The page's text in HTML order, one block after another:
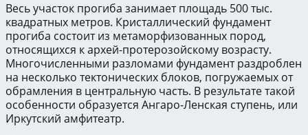
Весь участок прогиба занимает площадь 500 тыс.
квадратных метров. Кристаллический фундамент
прогиба состоит из метаморфизованных пород,
относящихся к архей-протерозойскому возрасту.
Многочисленными разломами фундамент раздроблен
на несколько тектонических блоков, погружаемых от
обрамления в центральную часть. В результате такой
особенности образуется Ангаро-Ленская ступень, или
Иркутский амфитеатр.